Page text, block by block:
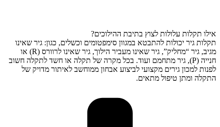
אילו תקלות עלולות לצוץ בתיבת ההילוכים?
תקלות גיר יכולות להתבטא במגוון סימפטומים וכשלים, כגון: גיר שאינו
מגיב, גיר “מחליק”, גיר שאינו מעביר הילוך, גיר שאינו לרוורס (R) או
חנייה (P), גיר מתחמם ועוד. בכל מקרה של תקלה או חשד לתקלה חשוב
לפנות למכון גירים מקצועי לביצוע אבחון ממוחשב לאיתור מדויק של
התקלה ומתן טיפול מתאים.